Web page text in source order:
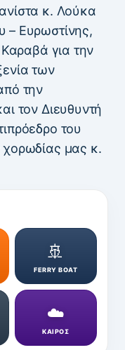
κ. Λούκα
– Ευρωστίνης,
Καραβά για την
των
την
τον Διευθυντή
του
μας κ.
🚢
FERRY BOAT
☁️
ΚΑΙΡΟΣ